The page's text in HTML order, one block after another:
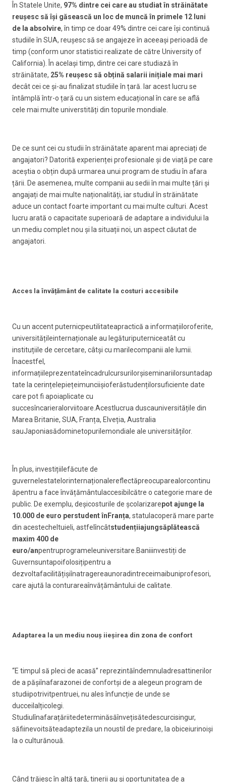
În Statele Unite, 97% dintre cei care au studiat în străinătate
reușesc să își găsească un loc de muncă în primele 12 luni
de la absolvire, în timp ce doar 49% dintre cei care își continuă
studiile în SUA, reușesc să se angajeze în aceeași perioadă de
timp (conform unor statistici realizate de către University of
California). În același timp, dintre cei care studiază în
străinătate, 25% reușesc să obțină salarii inițiale mai mari
decât cei ce și-au finalizat studiile în țară. Iar acest lucru se
întâmplă într-o țară cu un sistem educațional în care se află
cele mai multe universtități din topurile mondiale.
De ce sunt cei cu studii în străinătate aparent mai apreciați de
angajatori? Datorită experienței profesionale și de viață pe care
aceștia o obțin după urmarea unui program de studiu în afara
țării. De asemenea, multe companii au sedii în mai multe țări și
angajați de mai multe naționalități, iar studiul în străinătate
aduce un contact foarte important cu mai multe culturi. Acest
lucru arată o capacitate superioară de adaptare a individului la
un mediu complet nou și la situații noi, un aspect căutat de
angajatori.
Acces la învățământ de calitate la costuri accesibile
Cu un accent puternicpeutilitateapractică a informațiiloroferite,
universitățileinternaționale au legăturiputerniceatât cu
instituțiile de cercetare, câtși cu marilecompanii ale lumii.
Înacestfel,
informațiileprezentateîncadrulcursurilorșiseminariilorsuntadap
tate la cerințelepiețeimunciișioferăstudențilorsuficiente date
care pot fi apoiaplicate cu
succesîncarieralorviitoare.Acestlucrua duscauniversitățile din
Marea Britanie, SUA, Franța, Elveția, Australia
sauJaponiasădominetopurilemondiale ale universităților.
În plus, investițiilefăcute de
guvernelestatelorinternaționalereflectăpreocuparealorcontinu
ăpentru a face învățământulaccesibilcătre o categorie mare de
public. De exemplu, deșicosturile de școlarizarepot ajunge la
10.000 de euro perstudent înFranța, statulacoperă mare parte
din acestecheltuieli, astfelîncâtstudențiiajungsăplătească
maxim 400 de
euro/anpentruprogrameleuniversitare.Baniiinvestiți de
Guvernsuntapoifolosițipentru a
dezvoltafacilitățișiînatragereaunoradintreceimaibuniprofesori,
care ajută la conturareaînvățământului de calitate.
Adaptarea la un mediu nouș iieșirea din zona de confort
“E timpul să pleci de acasă” reprezintăîndemnuladresattinerilor
de a pășiînafarazonei de confortși de a alegeun program de
studiipotrivitpentruei, nu ales înfuncție de unde se
ducceilalțicolegi.
Studiulînafarațăriitedeterminăsăînvețisătedescurcisingur,
săfiinevoitsăteadaptezila un noustil de predare, la obiceiurinoiși
la o culturănouă.
Când trăiesc în altă țară, tinerii au și oportunitatea de a